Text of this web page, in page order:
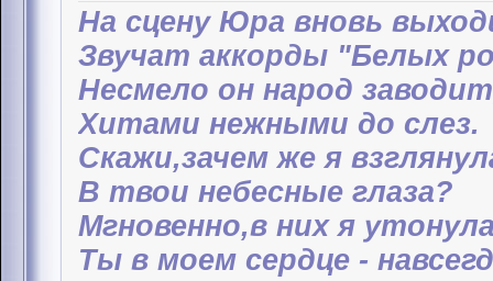
На сцену Юра вновь
Звучат аккорды "Белых
Несмело он народ
Хитами нежными до слез.
Скажи,зачем же я
В твои небесные глаза?
Мгновенно,в них я
Ты в моем сердце -